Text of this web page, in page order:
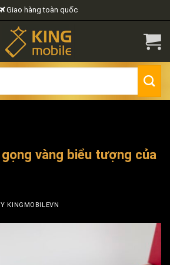
Giao hàng toàn quốc
gọng vàng biểu tượng của
KINGMOBILEVN